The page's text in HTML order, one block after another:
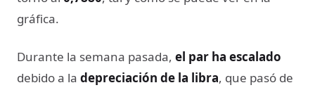
gráfica.
Durante la semana pasada, el par ha escalado
debido a la depreciación de la libra, que pasó de